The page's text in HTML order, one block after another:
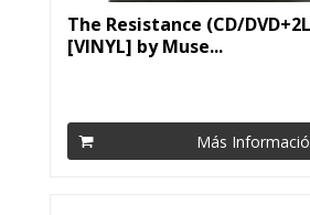
The Resistance (CD/
[VINYL] by Muse...
Más